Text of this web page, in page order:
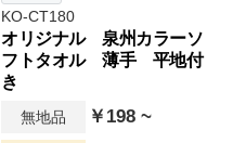
KO-CT180
オリジナル 泉州カラーソ
フトタオル 薄手 平地付
き
無地品 ￥198 ~